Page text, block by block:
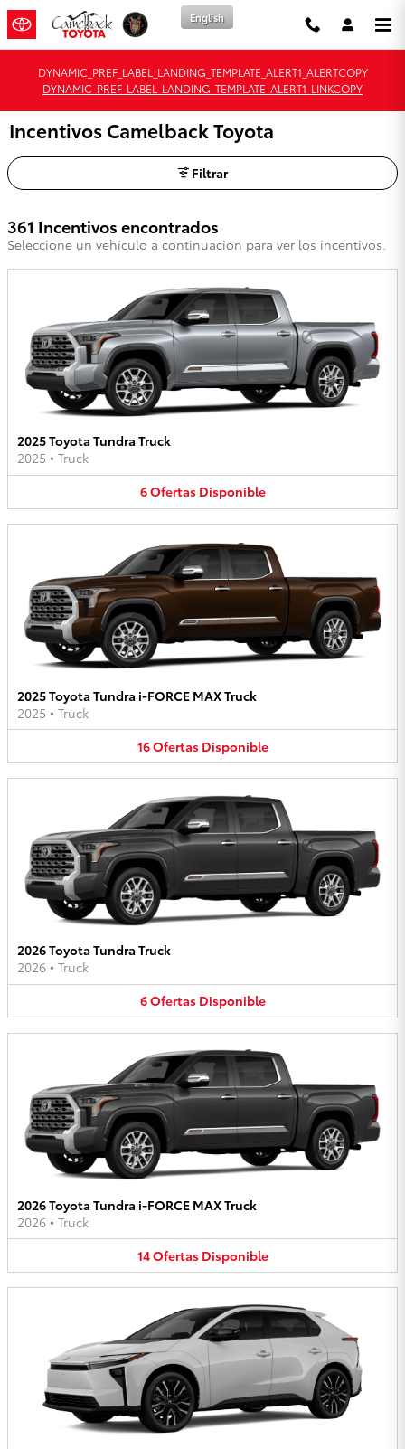
Saltar al contenido principal English
DYNAMIC_PREF_LABEL_LANDING_TEMPLATE_ALERT1_ALERTCOPY
DYNAMIC_PREF_LABEL_LANDING_TEMPLATE_ALERT1_LINKCOPY
Incentivos Camelback Toyota
Filtrar
361 Incentivos encontrados
Seleccione un vehículo a continuación para ver los incentivos.
2025 Toyota Tundra Truck
2025 • Truck
6Ofertas Disponible
2025 Toyota Tundra i-FORCE MAX Truck
2025 • Truck
16Ofertas Disponible
2026 Toyota Tundra Truck
2026 • Truck
6Ofertas Disponible
2026 Toyota Tundra i-FORCE MAX Truck
2026 • Truck
14Ofertas Disponible